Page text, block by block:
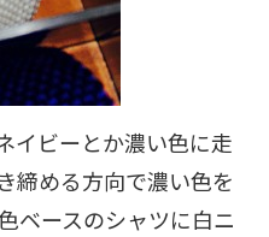
イビーとか濃い色に走
締める方向で濃い色を
ベースのシャツに白ニ